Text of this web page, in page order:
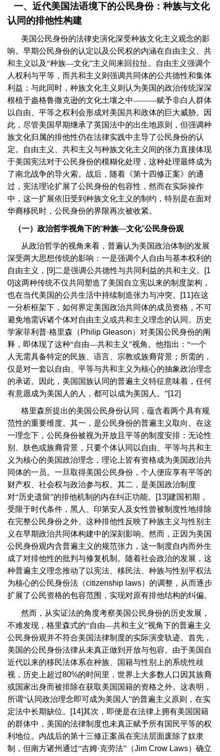
一、近代美国法语境下的公民身份：种族与文化
认同的排他性构建
美国公民身份的法律史演化深受种族文化主义观念的影
响。早期公民身份的认定以及公民权的内涵在自由主义、共
和主义以及“种族—文化”主义间来回拉扯。自由主义强调个
人权利与平等，而共和主义则强调共同体的公共德性和集体
利益；与此同时，种族文化主义则认为美国的政治传统深深
根植于盎格鲁撒克逊的文化土壤之中———赋予非白人群体
以自由、平等之权利会形成对美国共和政体的巨大威胁。因
此，尽管美国早期继承了英国法中的出生地原则，但强调种
族文化归属的排他性仍在法律实践中主导了公民身份的认
定。自由主义、共和主义与种族文化主义间的张力直接体现
于美国宪法对于公民身份的模糊化处理，这种处理最终成为
了南北战争的导火索。战后，随着《第十四修正案》的通
过，宪法理论扩展了公民身份的包容性，然而在实际操作
中，这一扩展依旧受到种族文化主义的制约，特别是在面对
华裔移民时，公民身份的界限再次被收紧。
（一）政治哲学视角下的“种族—文化”公民身份观
从政治哲学的视角来看，普遍认为美国政治体制的发展
深受两大思想传统的影响：一是强调个人自由与基本权利的
自由主义， [9] 二是强调公共德性与共同利益的共和主义。
[1
0]这两种传统不仅共同塑造了美国自立宪以来的制度架构，
也在当代美国的公共生活中持续制造张力与冲突。
[11]在这
一分析框架下，如何界定美国政治共同体的成员资格，不可
避免地需诉诸个体对自由主义或共和主义理念的认同。历史
学家菲利普·格里森（ Philip Gleason）对美国公民身份的阐
释，即体现了这种“自由—共和主义”视角。他指出：“一个
人无需具备特定的民族、语言、宗教或族裔背景；所需的，
仅是对一套以自由、平等与共和主义为核心的抽象政治理念
的承诺。因此，美国国族认同的普遍主义特征意味着，任何
有意愿成为美国人的人，都可以成为美国人。”[12]
格里森所提出的美国公民身份认同，蕴含着两个具有规
范性的重要维度。其一，是公民身份的普遍主义取向。在这
一理念下，公民身份被视为开放且平等的制度安排：无论性
别、肤色或族裔背景，只要个体认同以自由、平等与共和主
义为核心的美国政治理念，理论上皆有资格成为美国政治共
同体的一员。一旦取得美国公民身份，个人便应享有平等的
财产权、社会权与政治参与权。其二，是美国政治制度
对“历史遗留”的排他机制的内在纠正功能。
[13] 建国初期，
受限于时代条件，黑人、印第安人及女性曾被制度性地排除
在完整公民身份之外。这种排他性反映了种族主义与性别主
义在早期政治共同体构建中的深刻影响。然而，正因为美国
公民身份观内含普遍主义的规范张力，这一制度自内而外生
成了对排他性的批判与修复机制。随着社会政治的发展，这
种普遍主义理念推动了以宪法、移民法、种族与性别平权法
为核心的公民身份法（citizenship laws）的调整，从而逐步
扩展了公民资格的包容范围，实现对原有排他结构的纠偏。
然而，从实证法的角度考察美国公民身份的历史发展，
不难发现，格里森式的“自由—共和主义”视角下的普遍主义
公民身份观并不符合美国法律制度的实际演变轨迹。首先，
美国的公民身份法律从未真正做到开放与包容。由于美国自
近代以来的移民法体系在种族、国籍与性别上的系统性歧
视，历史上超过80%的时间里，世界上大多数人口因其族裔
或国家出身而被排除在获取美国国籍的资格之外。这表明，
所谓“认同政治理念即可成为美国人”的普遍主义原则，在实
定法中长期缺位。
[14]其次，即便是在法律上拥有美国国籍
的群体中，美国的法律制度也未真正赋予所有国民平等的权
利地位。内战后的第十三修正案虽在宪法层面废除了奴隶
制，但南方诸州通过“吉姆·克劳法”（Jim Crow Laws）确立